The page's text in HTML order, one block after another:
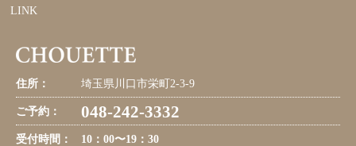
LINK
住所： 埼玉県川口市栄町2-3-9
ご予約： 048-242-3332
受付時間：
10：00〜19：30